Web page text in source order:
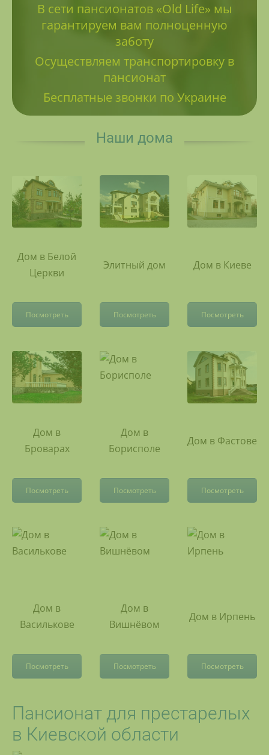
В сети пансионатов «Old Life» мы
гарантируем вам полноценную
заботу
Осуществляем транспортировку в
пансионат
Бесплатные звонки по Украине
Наши дома
Дом в Белой
Церкви
Посмотреть
Элитный дом
Посмотреть
Дом в Киеве
Посмотреть
Дом в
Броварах
Посмотреть
Дом в
Борисполе
Посмотреть
Дом в Фастове
Посмотреть
Дом в
Василькове
Посмотреть
Дом в
Вишнёвом
Посмотреть
Дом в Ирпень
Посмотреть
Пансионат для престарелых
в Киевской области